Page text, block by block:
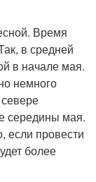
Время
в средней
в начале мая.
немного
середины мая.
если провести
более